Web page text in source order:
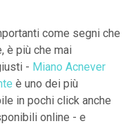
come segni che
è più che mai
- Miano Acnever
è uno dei più
in pochi click anche
online - e